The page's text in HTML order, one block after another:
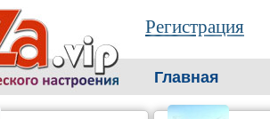
Регистрация
Главная